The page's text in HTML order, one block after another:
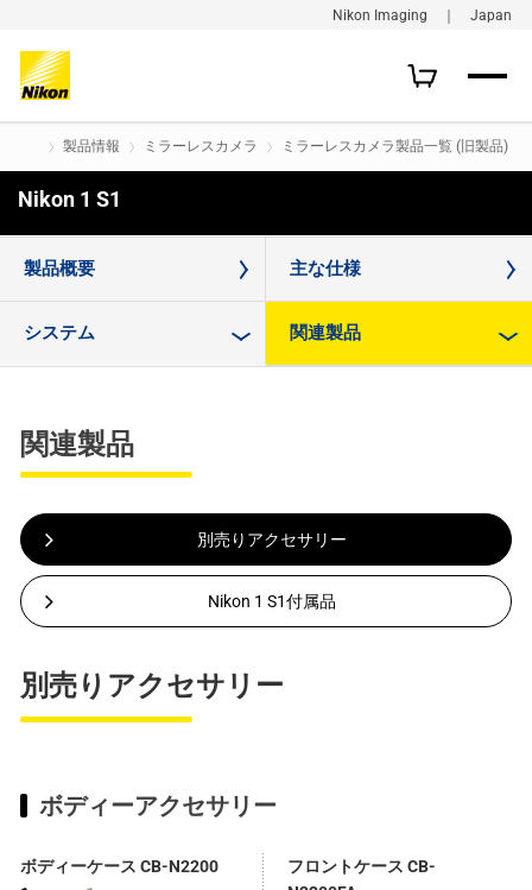
Nikon Imaging ｜ Japan
製品情報 ミラーレスカメラ ミラーレスカメラ製品一覧 (旧製品)
Nikon 1 S1
製品概要 主な仕様
システム 関連製品
関連製品
別売りアクセサリー
Nikon 1 S1付属品
別売りアクセサリー
ボディーアクセサリー
ボディーケース CB-N2200
フロントケース CB-